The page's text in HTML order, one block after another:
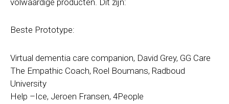
Beste Prototype:
Virtual dementia care companion, David Grey, GG Care
The Empathic Coach, Roel Boumans, Radboud
University
Help –Ice, Jeroen Fransen, 4People